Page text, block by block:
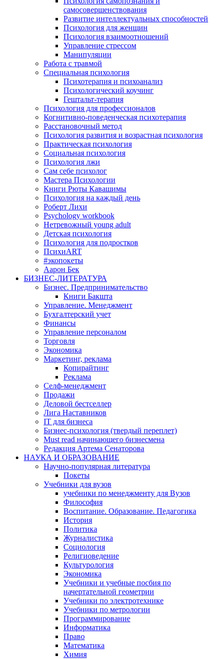
самосовершенствования
Развитие интеллектуальных способностей
Психология для женщин
Психология взаимоотношений
Управление стрессом
Манипуляции
Работа с травмой
Специальная психология
Психотерапия и психоанализ
Психологический коучинг
Гештальт-терапия
Психология для профессионалов
Когнитивно-поведенческая психотерапия
Расстановочный метод
Психология развития и возрастная психология
Практическая психология
Социальная психология
Психология лжи
Сам себе психолог
Мастера Психологии
Книги Рюты Кавашимы
Психология на каждый день
Роберт Лихи
Psychology workbook
Нетревожный young adult
Детская психология
Психология для подростков
ПсихиART
#экопокеты
Аарон Бек
БИЗНЕС-ЛИТЕРАТУРА
Бизнес. Предпринимательство
Книги Бакшта
Управление. Менеджмент
Бухгалтерский учет
Финансы
Управление персоналом
Торговля
Экономика
Маркетинг, реклама
Копирайтинг
Реклама
Селф-менеджмент
Продажи
Деловой бестселлер
Лига Наставников
IT для бизнеса
Бизнес-психология (твердый переплет)
Must read начинающего бизнесмена
Редакция Артема Сенаторова
НАУКА И ОБРАЗОВАНИЕ
Научно-популярная литература
Покеты
Учебники для вузов
учебники по менеджменту для Вузов
Философия
Воспитание. Образование. Педагогика
История
Политика
Журналистика
Социология
Религиоведение
Культурология
Экономика
Учебники и учебные посбия по
начертательной геометрии
Учебники по электротехнике
Учебники по метрологии
Программирование
Информатика
Право
Математика
Химия